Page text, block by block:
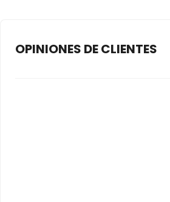
OPINIONES DE CLIENTES